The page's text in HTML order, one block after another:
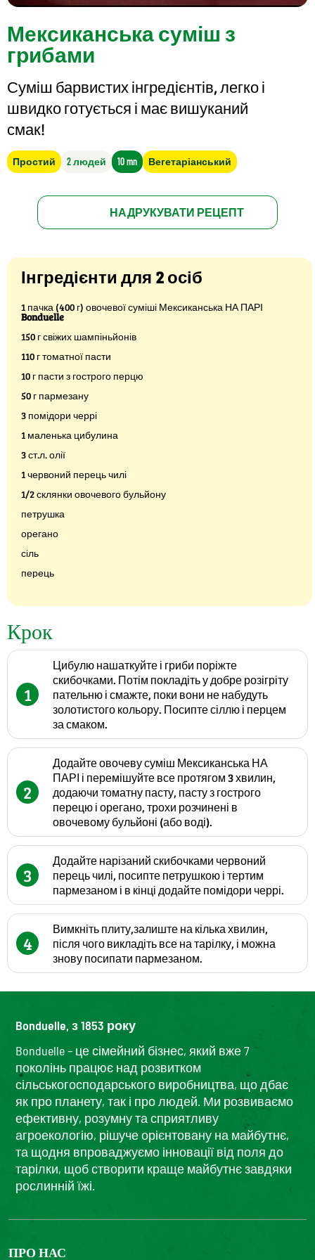
Мексиканська суміш з
грибами
Суміш барвистих інгредієнтів, легко і
швидко готується і має вишуканий
смак!
Простий 2 людей 10 mn Вегетаріанський
НАДРУКУВАТИ РЕЦЕПТ
Інгредієнти для 2 осіб
1 пачка (400 г) овочевої суміші Мексиканська НА ПАРІ
Bonduelle
150 г свіжих шампіньйонів
110 г томатної пасти
10 г пасти з гострого перцю
50 г пармезану
3 помідори черрі
1 маленька цибулина
3 ст.л. олії
1 червоний перець чилі
1/2 склянки овочевого бульйону
петрушка
орегано
сіль
перець
Крок
1
Цибулю нашаткуйте і гриби поріжте
скибочками. Потім покладіть у добре розігріту
пательню і смажте, поки вони не набудуть
золотистого кольору. Посипте сіллю і перцем
за смаком.
2
Додайте овочеву суміш Мексиканська НА
ПАРІ і перемішуйте все протягом 3 хвилин,
додаючи томатну пасту, пасту з гострого
перецю і орегано, трохи розчинені в
овочевому бульйоні (або воді).
3
Додайте нарізаний скибочками червоний
перець чилі, посипте петрушкою і тертим
пармезаном і в кінці додайте помідори черрі.
4
Вимкніть плиту,залиште на кілька хвилин,
після чого викладіть все на тарілку, і можна
знову посипати пармезаном.
Bonduelle, з 1853 року
Bonduelle – це сімейний бізнес, який вже 7
поколінь працює над розвитком
сільськогосподарського виробництва, що дбає
як про планету, так і про людей. Ми розвиваємо
ефективну, розумну та сприятливу
агроекологію, рішуче орієнтовану на майбутнє,
та щодня впроваджуємо інновації від поля до
тарілки, щоб створити краще майбутнє завдяки
рослинній їжі.
ПРО НАС